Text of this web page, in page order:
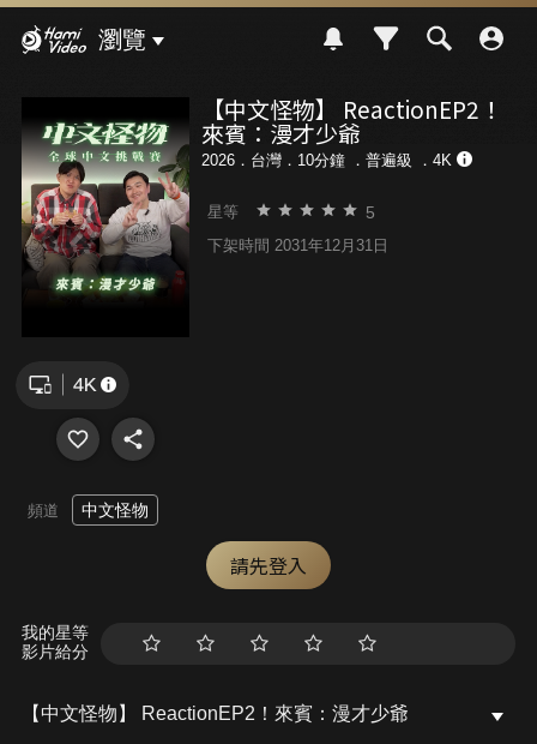
瀏覽
【中文怪物】 ReactionEP2！
來賓：漫才少爺
2026．台灣．10分鐘 ． 普遍級 ．4K
星等 5
下架時間 2031年12月31日
頻道 中文怪物
請先登入
我的星等
影片給分
【中文怪物】 ReactionEP2！來賓：漫才少爺